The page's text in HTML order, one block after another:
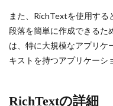
また、RichTextを使用す
段落を簡単に作成できるた
は、特に大規模なアプリケ
キストを持つアプリケーシ
RichTextの詳細